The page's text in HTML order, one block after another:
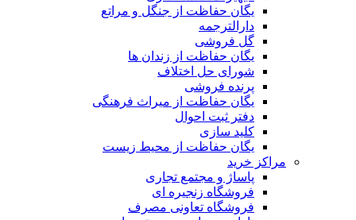
یگان حفاظت از جنگل و مراتع
دارالترجمه
گل فروشی
یگان حفاظت از زندان ها
شورای حل اختلاف
پرنده فروشی
یگان حفاظت از میراث فرهنگی
دفتر ثبت احوال
کلید سازی
یگان حفاظت از محیط زیست
مراکز خرید
پاساژ و مجتمع تجاری
فروشگاه زنجیره ای
فروشگاه تعاونی مصرف